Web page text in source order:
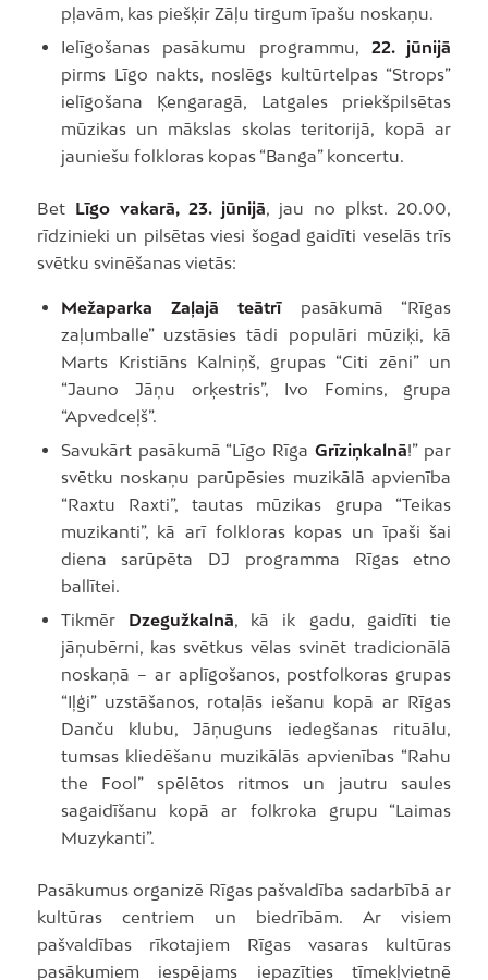
pļavām, kas piešķir Zāļu tirgum īpašu noskaņu.
Ielīgošanas pasākumu programmu, 22. jūnijā
pirms Līgo nakts, noslēgs kultūrtelpas “Strops”
ielīgošana Ķengaragā, Latgales priekšpilsētas
mūzikas un mākslas skolas teritorijā, kopā ar
jauniešu folkloras kopas “Banga” koncertu.
BetLīgo vakarā, 23. jūnijā, jau no plkst. 20.00,
rīdzinieki un pilsētas viesi šogad gaidīti veselās trīs
svētku svinēšanas vietās:
Mežaparka Zaļajā teātrīpasākumā “Rīgas
zaļumballe” uzstāsies tādi populāri mūziķi, kā
Marts Kristiāns Kalniņš, grupas “Citi zēni” un
“Jauno Jāņu orķestris”, Ivo Fomins, grupa
“Apvedceļš”.
Savukārt pasākumā “Līgo RīgaGrīziņkalnā!” par
svētku noskaņu parūpēsies muzikālā apvienība
“Raxtu Raxti”, tautas mūzikas grupa “Teikas
muzikanti”, kā arī folkloras kopas un īpaši šai
diena sarūpēta DJ programma Rīgas etno
ballītei.
TikmērDzegužkalnā, kā ik gadu, gaidīti tie
jāņubērni, kas svētkus vēlas svinēt tradicionālā
noskaņā – ar aplīgošanos, postfolkoras grupas
“Iļģi” uzstāšanos, rotaļās iešanu kopā ar Rīgas
Danču klubu, Jāņuguns iedegšanas rituālu,
tumsas kliedēšanu muzikālās apvienības “Rahu
the Fool” spēlētos ritmos un jautru saules
sagaidīšanu kopā ar folkroka grupu “Laimas
Muzykanti”.
Pasākumus organizē Rīgas pašvaldība sadarbībā ar
kultūras centriem un biedrībām. Ar visiem
pašvaldības rīkotajiem Rīgas vasaras kultūras
pasākumiem iespējams iepazīties tīmekļvietnē